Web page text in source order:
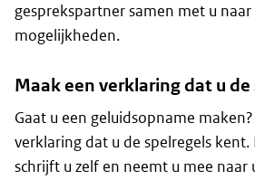
gesprekspartner samen met u
mogelijkheden.
Maak een verklaring dat u
Gaat u een geluidsopname
verklaring dat u de spelregels kent.
schrijft u zelf en neemt u mee naar